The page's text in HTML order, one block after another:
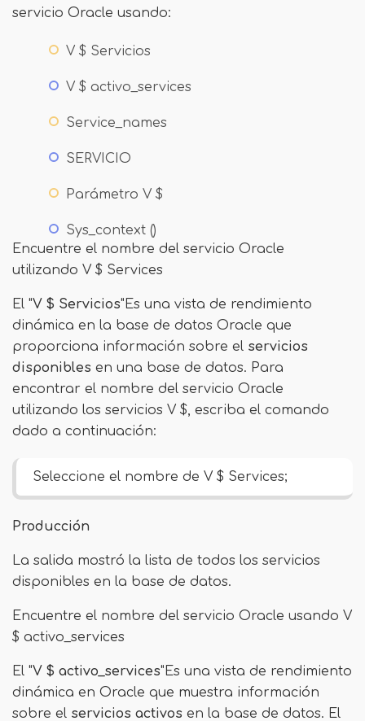
servicio Oracle usando:
V $ Servicios
V $ activo_services
Service_names
SERVICIO
Parámetro V $
Sys_context ()
Encuentre el nombre del servicio Oracle
utilizando V $ Services
El "V $ Servicios"Es una vista de rendimiento
dinámica en la base de datos Oracle que
proporciona información sobre el servicios
disponibles en una base de datos. Para
encontrar el nombre del servicio Oracle
utilizando los servicios V $, escriba el comando
dado a continuación:
Seleccione el nombre de V $ Services;
Producción
La salida mostró la lista de todos los servicios
disponibles en la base de datos.
Encuentre el nombre del servicio Oracle usando V
$ activo_services
El "V $ activo_services"Es una vista de rendimiento
dinámica en Oracle que muestra información
sobre el servicios activos en la base de datos. El